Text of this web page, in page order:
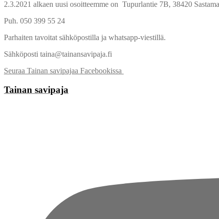
2.3.2021 alkaen uusi osoitteemme on Tupurlantie 7B, 38420
Puh. 050 399 55 24
Parhaiten tavoitat sähköpostilla ja whatsapp-viestillä.
Sähköposti taina@tainansavipaja.fi
Seuraa Tainan savipajaa Facebookissa
Tainan savipaja